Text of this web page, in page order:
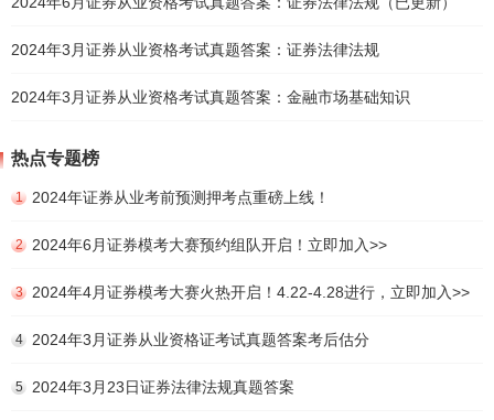
2024年3月证券从业资格考试真题答案：证券法律法规
2024年3月证券从业资格考试真题答案：金融市场基础知识
热点专题榜
1 2024年证券从业考前预测押考点重磅上线！
2 2024年6月证券模考大赛预约组队开启！立即加入>>
3 2024年4月证券模考大赛火热开启！4.22-4.28进行，立即加入>>
4 2024年3月证券从业资格证考试真题答案考后估分
5 2024年3月23日证券法律法规真题答案